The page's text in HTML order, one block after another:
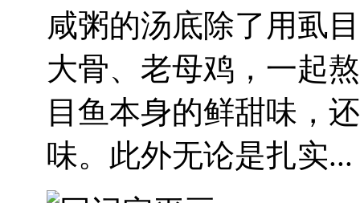
咸粥的汤底除了用虱
大骨、老母鸡，一起
目鱼本身的鲜甜味，
味。此外无论是扎实...